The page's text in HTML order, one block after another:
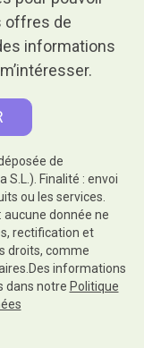
offres de
informations
de
S.L.). Finalité : envoi
ou les services.
donnée ne
rectification et
droits, comme
informations
dans notre Politique